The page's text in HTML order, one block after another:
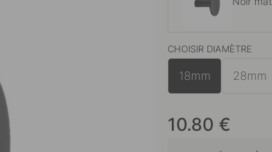
CHOISIR DIAMÈTRE
18mm 28mm
10.80 €